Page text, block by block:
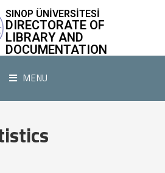
SINOP ÜNİVERSİTESİ
DIRECTORATE OF
LIBRARY AND
DOCUMENTATION
MENU